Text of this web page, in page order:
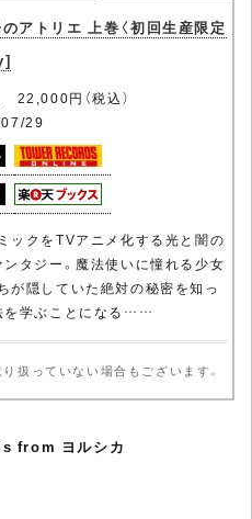
アトリエ 上巻〈初回生産限定
円（税込）
07/29
ックをTVアニメ化する光と闇の
ンタジー。魔法使いに憧れる少女
が隠していた絶対の秘密を知っ
を学ぶことになる……
扱っていない場合もございます。
from ヨルシカ